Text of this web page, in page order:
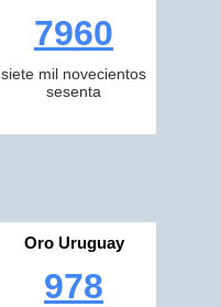
7960
siete mil novecientos
sesenta
Oro Uruguay
978